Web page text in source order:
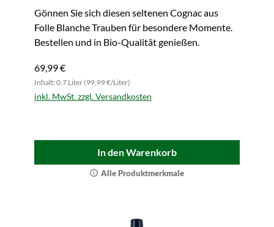
Gönnen Sie sich diesen seltenen Cognac aus
Folle Blanche Trauben für besondere Momente.
Bestellen und in Bio-Qualität genießen.
69,99 €
Inhalt: 0.7 Liter (99,99 €/Liter)
inkl. MwSt. zzgl. Versandkosten
In den Warenkorb
Alle Produktmerkmale